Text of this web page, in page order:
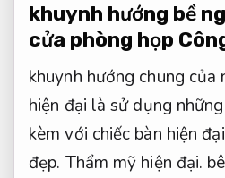
khuynh hướng bề
cửa phòng họp
khuynh hướng chung
hiện đại là sử dụng
kèm với chiếc bàn hiện
đẹp. Thẩm mỹ hiện đại.